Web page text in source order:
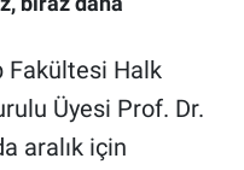
Fakültesi Halk
Üyesi Prof. Dr.
aralık için